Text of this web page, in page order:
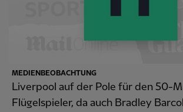
MEDIENBEOBACHTUNG
Liverpool auf der Pole für den 50-
Flügelspieler, da auch Bradley